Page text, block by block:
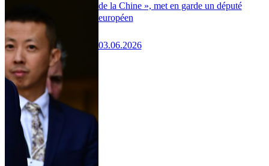
de la Chine », met en garde un député
européen
03.06.2026